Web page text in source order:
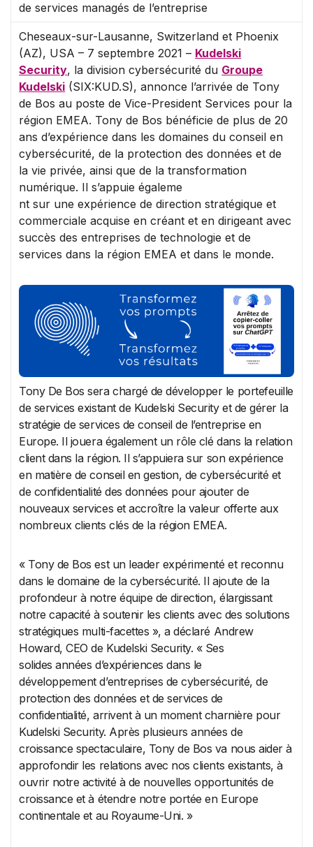
de services managés de l’entreprise
Cheseaux-sur-Lausanne, Switzerland et Phoenix
(AZ), USA – 7 septembre 2021 – Kudelski
Security, la division cybersécurité du Groupe
Kudelski (SIX:KUD.S), annonce l’arrivée de Tony
de Bos au poste de Vice-President Services pour la
région EMEA. Tony de Bos bénéficie de plus de 20
ans d’expérience dans les domaines du conseil en
cybersécurité, de la protection des données et de
la vie privée, ainsi que de la transformation
numérique. Il s’appuie égaleme
nt sur une expérience de direction stratégique et
commerciale acquise en créant et en dirigeant avec
succès des entreprises de technologie et de
services dans la région EMEA et dans le monde.
Tony De Bos sera chargé de développer le portefeuille
de services existant de Kudelski Security et de gérer la
stratégie de services de conseil de l’entreprise en
Europe. Il jouera également un rôle clé dans la relation
client dans la région. Il s’appuiera sur son expérience
en matière de conseil en gestion, de cybersécurité et
de confidentialité des données pour ajouter de
nouveaux services et accroître la valeur offerte aux
nombreux clients clés de la région EMEA.
« Tony de Bos est un leader expérimenté et reconnu
dans le domaine de la cybersécurité. Il ajoute de la
profondeur à notre équipe de direction, élargissant
notre capacité à soutenir les clients avec des solutions
stratégiques multi-facettes », a déclaré Andrew
Howard, CEO de Kudelski Security. « Ses
solides années d’expériences dans le
développement d’entreprises de cybersécurité, de
protection des données et de services de
confidentialité, arrivent à un moment charnière pour
Kudelski Security. Après plusieurs années de
croissance spectaculaire, Tony de Bos va nous aider à
approfondir les relations avec nos clients existants, à
ouvrir notre activité à de nouvelles opportunités de
croissance et à étendre notre portée en Europe
continentale et au Royaume-Uni. »